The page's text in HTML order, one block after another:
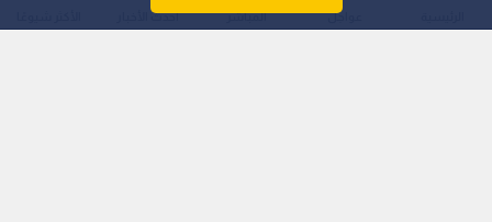
عواجل المباشر أحدث الأخبار